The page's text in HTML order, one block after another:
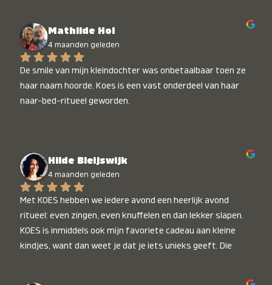
Mathilde Hol
4 maanden geleden
De smile van mijn kleindochter was onbetaalbaar toen ze
haar naam hoorde. Koes is een vast onderdeel van haar
naar-bed-ritueel geworden.
Hilde Bleijswijk
4 maanden geleden
Met KOES hebben we iedere avond een heerlijk avond
ritueel: even zingen, even knuffelen en dan lekker slapen.
KOES is inmiddels ook mijn favoriete cadeau aan kleine
kindjes, want dan weet je dat je iets unieks geeft. Die